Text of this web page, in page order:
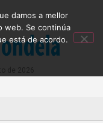
damos a mellor
web. Se continúa
está de acordo.